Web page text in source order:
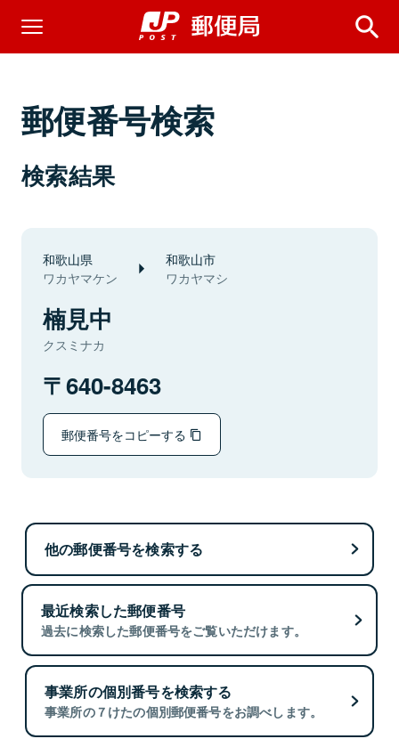
郵便番号検索
検索結果
和歌山県
ワカヤマケン
和歌山市
ワカヤマシ
楠見中
クスミナカ
640-8463
郵便番号をコピーする
他の郵便番号を検索する
最近検索した郵便番号
過去に検索した郵便番号をご覧いただけます。
事業所の個別番号を検索する
事業所の７けたの個別郵便番号をお調べします。